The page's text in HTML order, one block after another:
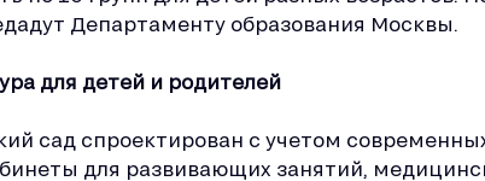
Департаменту образования Москвы.
для детей и родителей
сад спроектирован с учетом
для развивающих занятий,